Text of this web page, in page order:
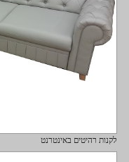
לקנות רהיטים באינטרנט